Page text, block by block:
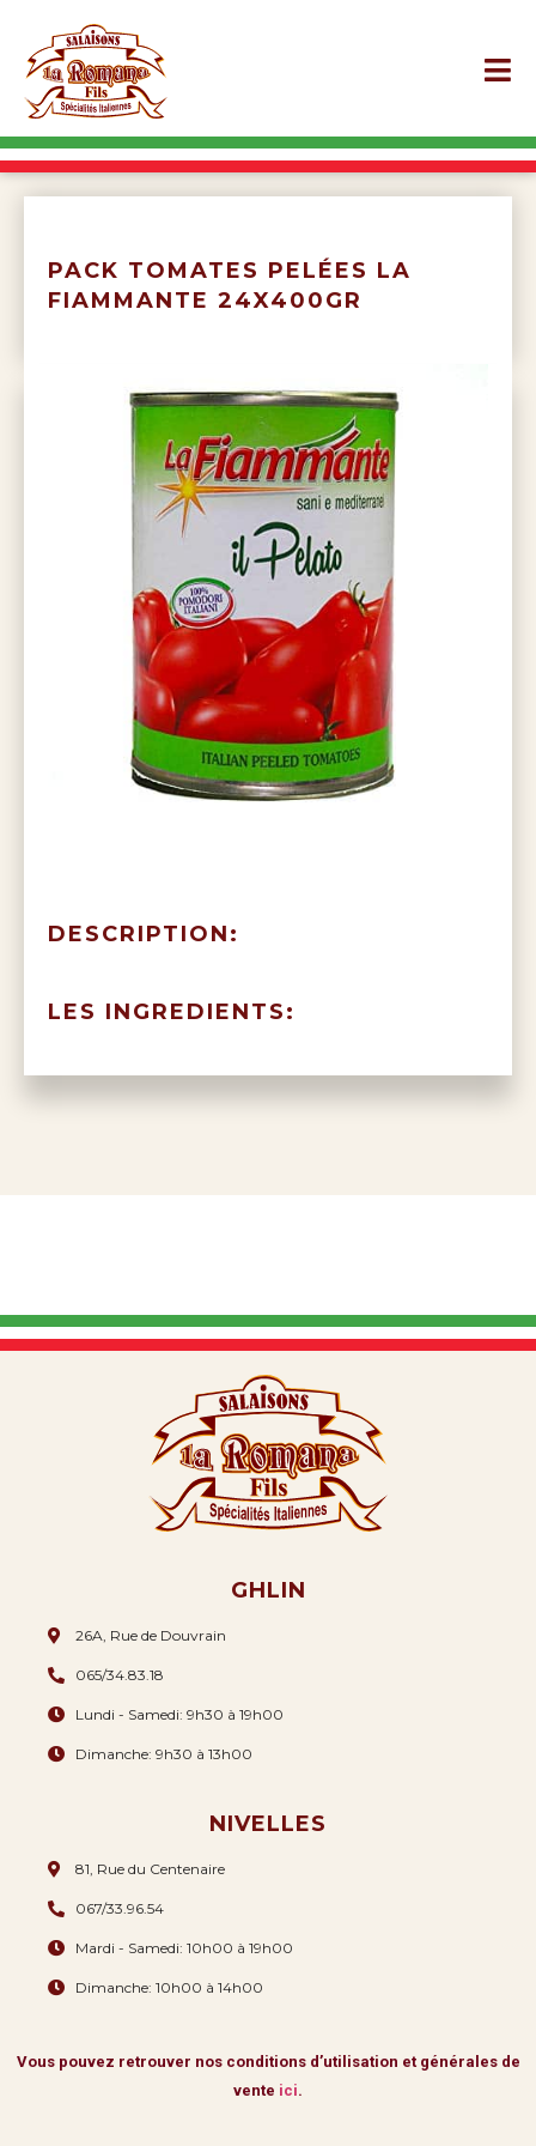
PACK TOMATES PELÉES LA
FIAMMANTE 24X400GR
DESCRIPTION:
LES INGREDIENTS:
GHLIN
26A, Rue de Douvrain
065/34.83.18
Lundi - Samedi: 9h30 à 19h00
Dimanche: 9h30 à 13h00
NIVELLES
81, Rue du Centenaire
067/33.96.54
Mardi - Samedi: 10h00 à 19h00
Dimanche: 10h00 à 14h00
Vous pouvez retrouver nos conditions d’utilisation et générales de
vente ici.